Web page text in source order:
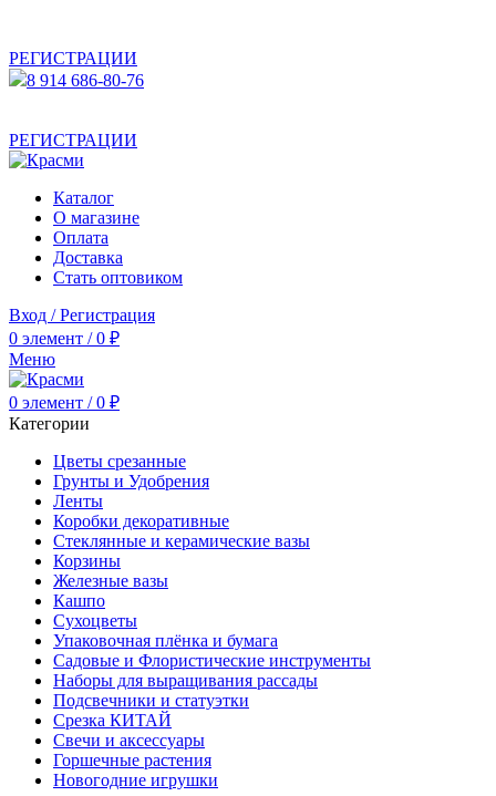
РЕГИСТРАЦИИ
8 914 686-80-76
РЕГИСТРАЦИИ
Каталог
О магазине
Оплата
Доставка
Стать оптовиком
Вход / Регистрация
0 элемент / 0 ₽
Меню
0 элемент / 0 ₽
Категории
Цветы срезанные
Грунты и Удобрения
Ленты
Коробки декоративные
Стеклянные и керамические вазы
Корзины
Железные вазы
Кашпо
Сухоцветы
Упаковочная плёнка и бумага
Садовые и Флористические инструменты
Наборы для выращивания рассады
Подсвечники и статуэтки
Срезка КИТАЙ
Свечи и аксессуары
Горшечные растения
Новогодние игрушки